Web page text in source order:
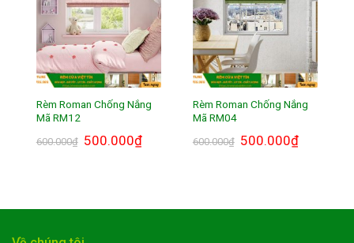
Rèm Roman Chống Nắng
Mã RM12
600.000₫ Giá
gốc
500.000₫Giá
hiện
Rèm Roman Chống Nắng
Mã RM04
600.000₫ Giá
gốc
500.000₫Giá
hiện